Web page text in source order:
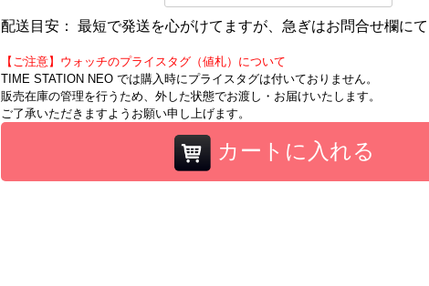
配送目安： 最短で発送を心がけてますが、急ぎはお問合せ欄にて
【ご注意】ウォッチのプライスタグ（値札）について
TIME STATION NEO では購入時にプライスタグは付いておりません。
販売在庫の管理を行うため、外した状態でお渡し・お届けいたします。
ご了承いただきますようお願い申し上げます。
カートに入れる